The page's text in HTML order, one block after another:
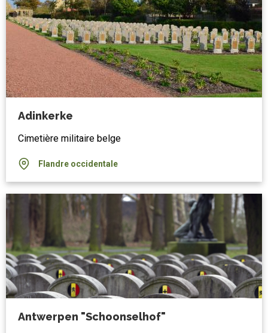
Adinkerke
Cimetière militaire belge
Flandre occidentale
Antwerpen "Schoonselhof"